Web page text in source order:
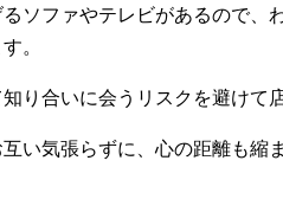
ソファやテレビがあるので、
。
り合いに会うリスクを避けて
い気張らずに、心の距離も縮